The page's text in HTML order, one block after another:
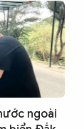
ngoài